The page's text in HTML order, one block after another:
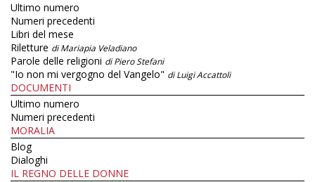
Ultimo numero
Numeri precedenti
Libri del mese
Riletture di Mariapia Veladiano
Parole delle religioni di Piero Stefani
"Io non mi vergogno del Vangelo" di Luigi Accattoli
DOCUMENTI
Ultimo numero
Numeri precedenti
MORALIA
Blog
Dialoghi
IL REGNO DELLE DONNE